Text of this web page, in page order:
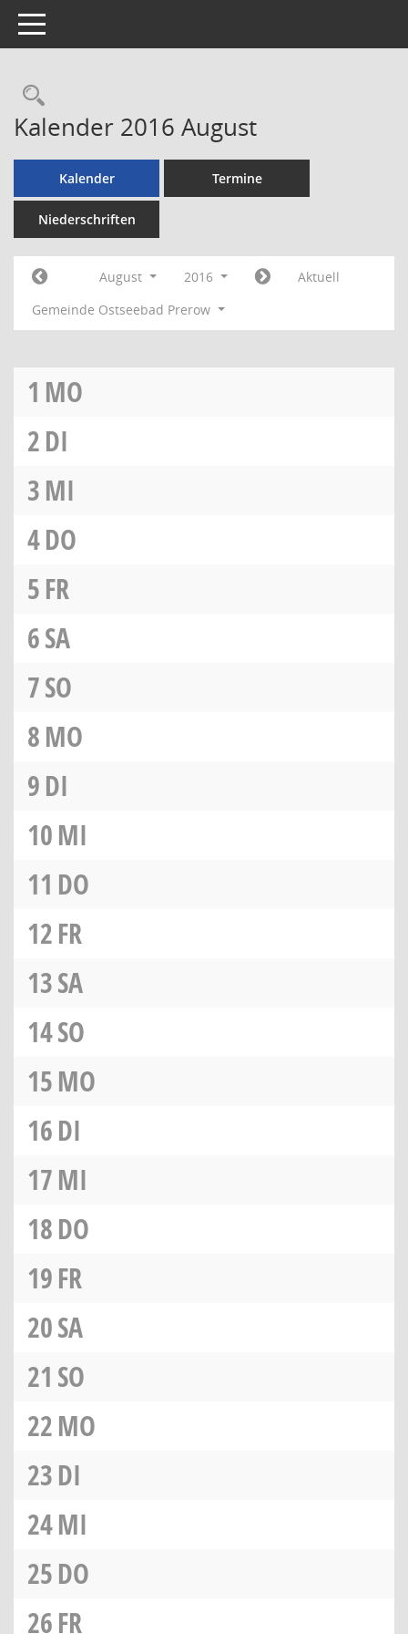
Toggle navigation
Rechercheauswahl
Kalender 2016 August
Kalender Termine
Niederschriften
August 2016
Aktuell
Gemeinde Ostseebad Prerow
1 MO
2DI
3MI
4DO
5FR
6SA
7SO
8MO
9DI
10MI
11 DO
12FR
13SA
14SO
15MO
16DI
17MI
18DO
19FR
20SA
21 SO
22MO
23DI
24MI
25DO
26FR